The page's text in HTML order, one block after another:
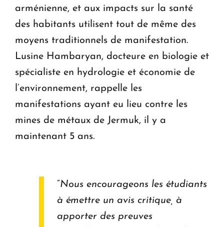
arménienne, et aux impacts sur la santé
des habitants utilisent tout de même des
moyens traditionnels de manifestation.
Lusine Hambaryan, docteure en biologie et
spécialiste en hydrologie et économie de
l’environnement, rappelle les
manifestations ayant eu lieu contre les
mines de métaux de Jermuk, il y a
maintenant 5 ans.
“Nous encourageons les étudiants
à émettre un avis critique, à
apporter des preuves